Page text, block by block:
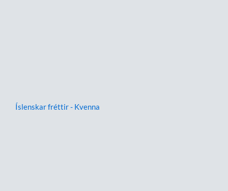
Íslenskar fréttir - Kvenna